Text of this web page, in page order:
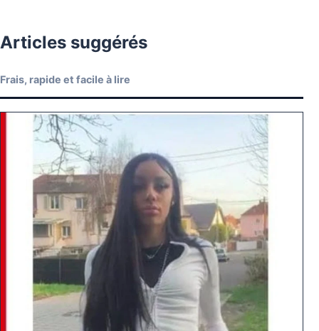
Articles suggérés
Frais, rapide et facile à lire